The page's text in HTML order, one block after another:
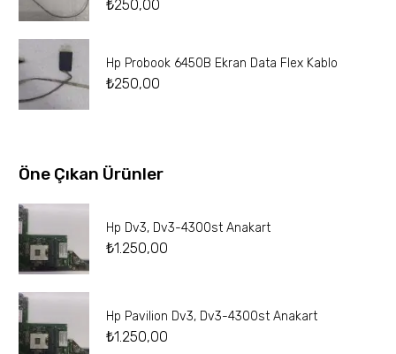
₺250,00
Hp Probook 6450B Ekran Data Flex Kablo
₺250,00
Öne Çıkan Ürünler
Hp Dv3, Dv3-4300st Anakart
₺1.250,00
Hp Pavilion Dv3, Dv3-4300st Anakart
₺1.250,00